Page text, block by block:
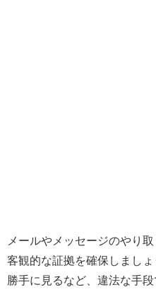
メールやメッセージのやり
客観的な証拠を確保しまし
勝手に見るなど、違法な手